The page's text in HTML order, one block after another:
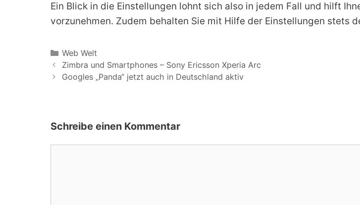
Ein Blick in die Einstellungen lohnt sich also in jedem Fall und hilft
vorzunehmen. Zudem behalten Sie mit Hilfe der Einstellungen stets
Kategorien
Web Welt
Zimbra und Smartphones – Sony Ericsson Xperia Arc
Googles „Panda“ jetzt auch in Deutschland aktiv
Schreibe einen Kommentar